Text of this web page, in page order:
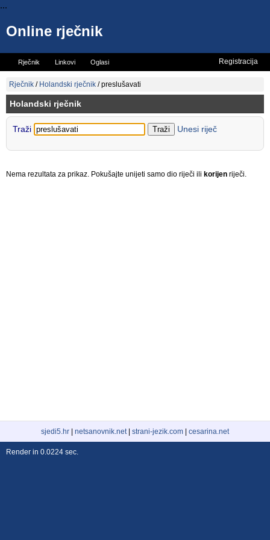
...
Online rječnik
Rječnik Linkovi Oglasi
Vicevi
Registracija
Rječnik / Holandski rječnik /preslušavati
Holandski rječnik
Traži Unesi riječ
Nema rezultata za prikaz. Pokušajte unijeti samo dio riječi ili korijen riječi.
sjedi5.hr netsanovnik.net| strani-jezik.com cesarina.net
Render in 0.0224 sec.